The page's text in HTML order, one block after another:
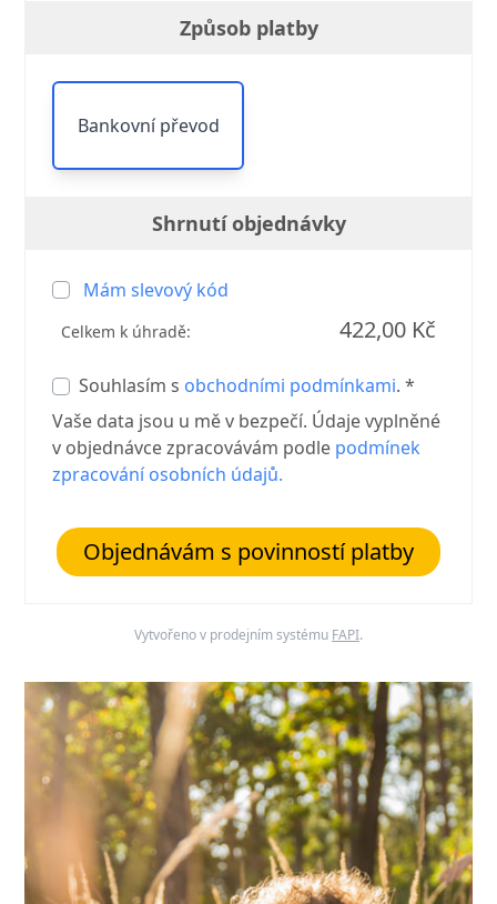
Způsob platby
Bankovní převod
Shrnutí objednávky
Mám slevový kód
Celkem k úhradě: 422,00 Kč
Souhlasím s obchodními podmínkami. *
Vaše data jsou u mě v bezpečí. Údaje vyplněné
v objednávce zpracovávám podle podmínek
zpracování osobních údajů.
Objednávám s povinností platby
Vytvořeno v prodejním systému FAPI.